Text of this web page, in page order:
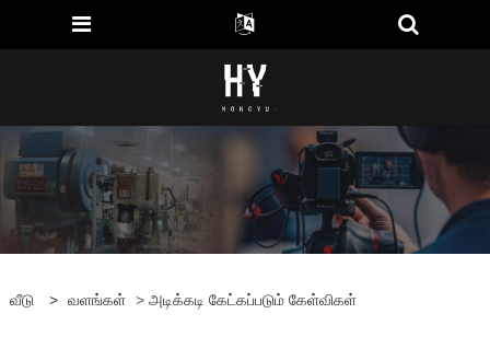
வீடு > வளங்கள் > அடிக்கடி கேட்கப்படும் கேள்விகள்